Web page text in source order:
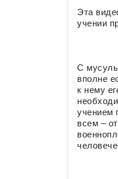
Эта
учении
С
вполне
к нему
учением
всем –